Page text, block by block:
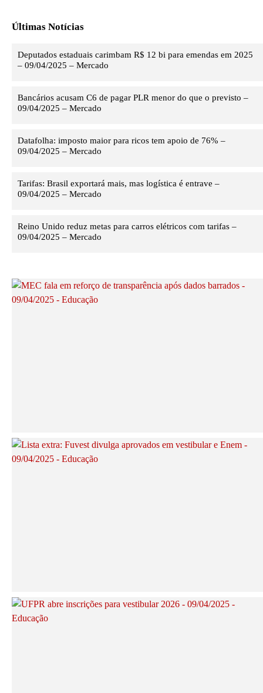
Últimas Notícias
Deputados estaduais carimbam R$ 12 bi para emendas em 2025
– 09/04/2025 – Mercado
Bancários acusam C6 de pagar PLR menor do que o previsto –
09/04/2025 – Mercado
Datafolha: imposto maior para ricos tem apoio de 76% –
09/04/2025 – Mercado
Tarifas: Brasil exportará mais, mas logística é entrave –
09/04/2025 – Mercado
Reino Unido reduz metas para carros elétricos com tarifas –
09/04/2025 – Mercado